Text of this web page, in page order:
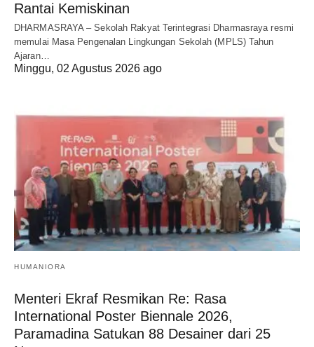
Rantai Kemiskinan
DHARMASRAYA – Sekolah Rakyat Terintegrasi Dharmasraya resmi
memulai Masa Pengenalan Lingkungan Sekolah (MPLS) Tahun
Ajaran…
Minggu, 02 Agustus 2026 ago
HUMANIORA
Menteri Ekraf Resmikan Re: Rasa
International Poster Biennale 2026,
Paramadina Satukan 88 Desainer dari 25